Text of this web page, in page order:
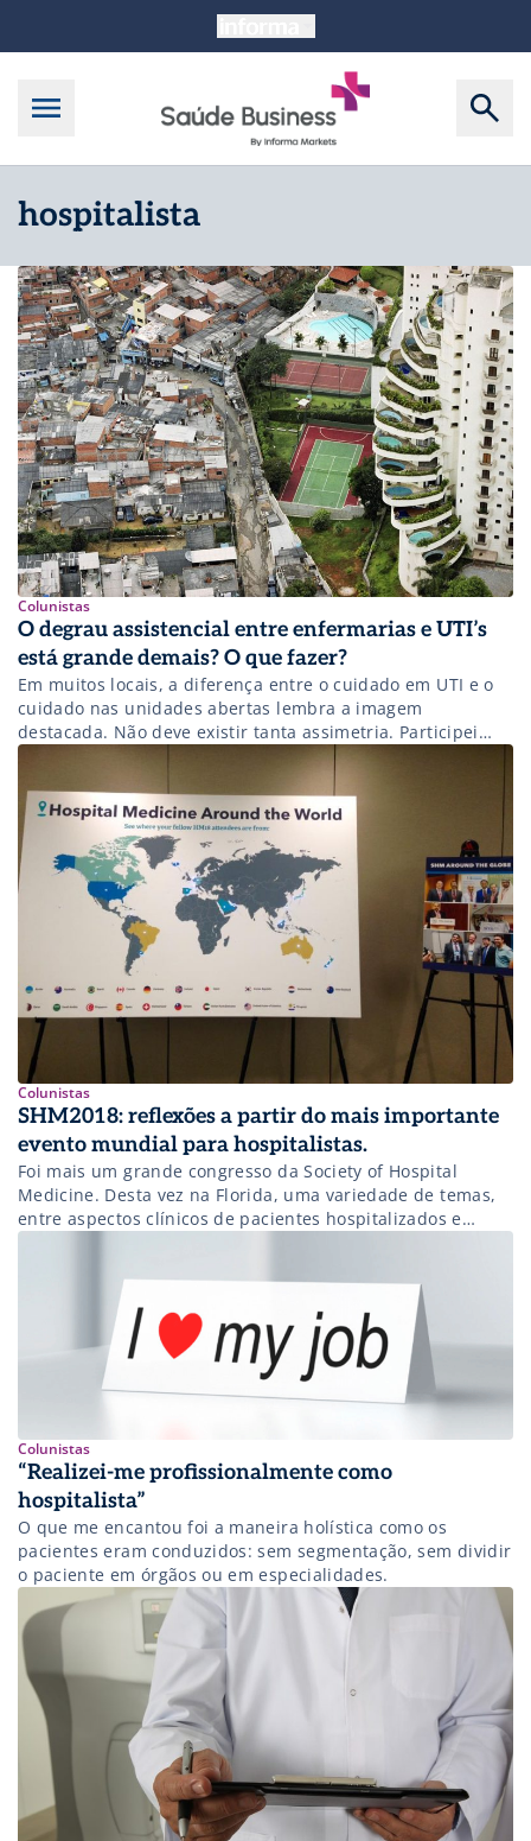
hospitalista
Colunistas
O degrau assistencial entre enfermarias e UTI’s
está grande demais? O que fazer?
Em muitos locais, a diferença entre o cuidado em UTI e o
cuidado nas unidades abertas lembra a imagem
destacada. Não deve existir tanta assimetria. Participei
recentemente do VII Congresso Gaúcho de Terapia
Intensiva com o conteúdo compartilhado em Times de
Resposta Rápida: Como Escolher o Gatilho? Leia mais sobre
Times de Resposta Rápida (TRR) […]
Colunistas
SHM2018: reflexões a partir do mais importante
evento mundial para hospitalistas.
Foi mais um grande congresso da Society of Hospital
Medicine. Desta vez na Florida, uma variedade de temas,
entre aspectos clínicos de pacientes hospitalizados e
encontro acontecido no Orlando World Center Marriott.
Um dos diferenciais deste evento é que entrelaçam […]
Colunistas
“Realizei-me profissionalmente como
hospitalista”
O que me encantou foi a maneira holística como os
pacientes eram conduzidos: sem segmentação, sem dividir
o paciente em órgãos ou em especialidades.